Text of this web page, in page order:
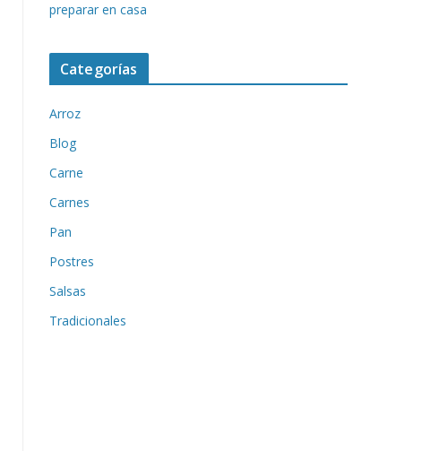
preparar en casa
Categorías
Arroz
Blog
Carne
Carnes
Pan
Postres
Salsas
Tradicionales